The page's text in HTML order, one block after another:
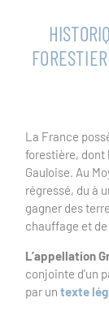
La France
forestière, dont
Gauloise. Au
régressé, du à
gagner des
chauffage et
L’appellation
conjointe d’un
par un texte